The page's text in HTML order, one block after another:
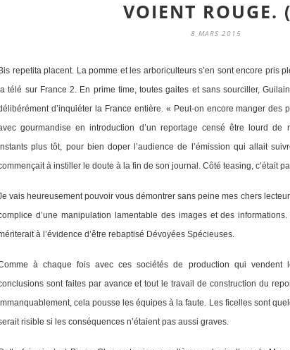
VOIENT ROUGE.
8 MARS 2015
Bis repetita placent. La pomme et les arboriculteurs s’en sont encore pris
la télé sur France 2. En prime time, toutes gaites et sans sourciller,
d’inquiéter la France entière. « Peut-on encore manger des
gourmandise en introduction d’un reportage censé être lourd de
plus tôt, pour bien doper l’audience de l’émission qui allait
à instiller le doute à la fin de son journal. Côté teasing, c’était
vais heureusement pouvoir vous démontrer sans peine mes chers
d’une manipulation lamentable des images et des
à l’évidence d’être rebaptisé Dévoyées Spécieuses.
à chaque fois avec ces sociétés de production qui vendent
sont faites par avance et tout le travail de construction du
Immanquablement, cela pousse les équipes à la faute. Les ficelles sont
risible si les conséquences n’étaient pas aussi graves.